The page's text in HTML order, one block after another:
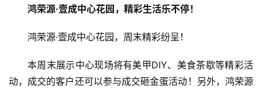
鸿荣源·壹成中心花园，精彩生活乐不停！
鸿荣源·壹成中心花园，周末精彩纷呈！
本周末展示中心现场将有美甲DIY、美食茶歇等精彩活
动，成交的客户还可以参与成交砸金蛋活动！另外，鸿荣源